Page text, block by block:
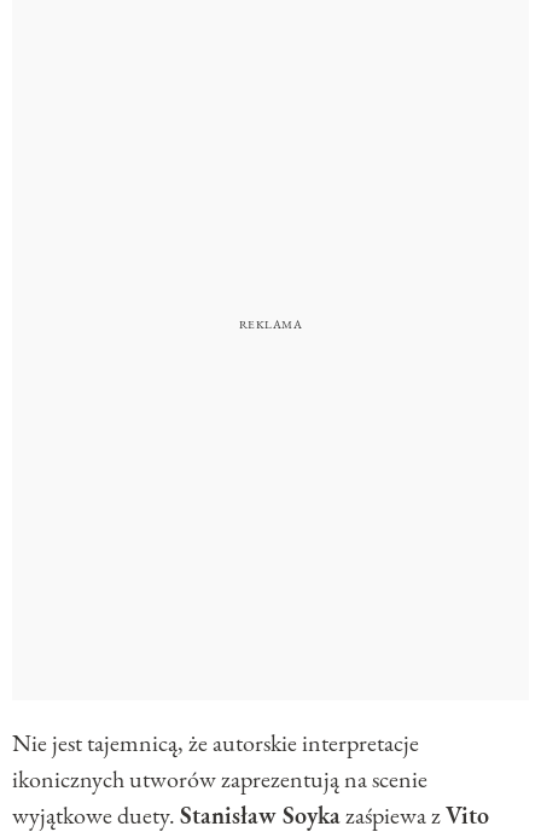
Nie jest tajemnicą, że autorskie interpretacje
ikonicznych utworów zaprezentują na scenie
wyjątkowe duety.Stanisław Soykazaśpiewa zVito